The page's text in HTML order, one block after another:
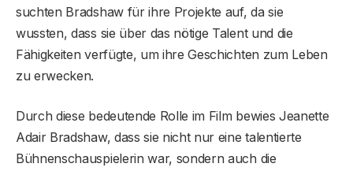
suchten Bradshaw für ihre Projekte auf, da sie
wussten, dass sie über das nötige Talent und die
Fähigkeiten verfügte, um ihre Geschichten zum Leben
zu erwecken.
Durch diese bedeutende Rolle im Film bewies Jeanette
Adair Bradshaw, dass sie nicht nur eine talentierte
Bühnenschauspielerin war, sondern auch die